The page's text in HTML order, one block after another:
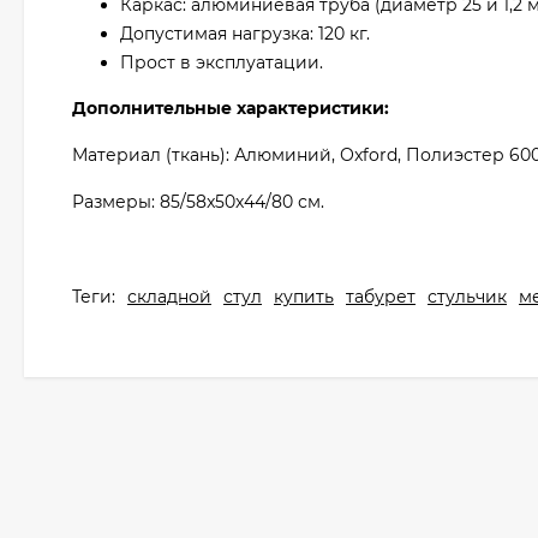
Каркас: алюминиевая труба (диаметр 25 и 1,2
Допустимая нагрузка: 120 кг.
Прост в эксплуатации.
Дополнительные характеристики:
Материал (ткань): Алюминий, Оxford, Полиэстер
Размеры: 85/58x50x44/80 см.
Теги: складной стул купить табурет стульчик